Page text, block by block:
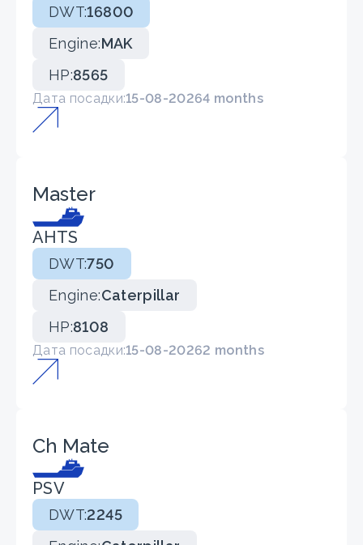
DWT:16800
Engine:MAK
HP:8565
Дата посадки:15-08-20264 months
Master
AHTS
DWT:750
Engine:Caterpillar
HP:8108
Дата посадки:15-08-20262 months
Ch Mate
PSV
DWT:2245